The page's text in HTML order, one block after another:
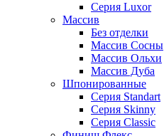
Серия Luxor
Массив
Без отделки
Массив Сосны
Массив Ольхи
Массив Дуба
Шпонированные
Серия Standart
Серия Skinny
Серия Classic